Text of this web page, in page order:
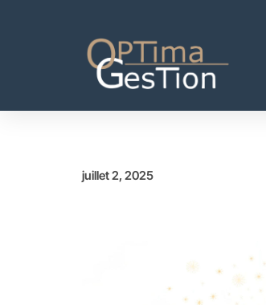
juillet 2, 2025